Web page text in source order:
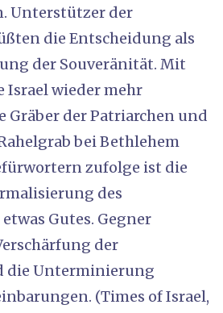
Unterstützer der
die Entscheidung als
der Souveränität. Mit
Israel wieder mehr
Gräber der Patriarchen und
bei Bethlehem
zufolge ist die
des
Gutes. Gegner
der
die Unterminierung
(Times of Israel,